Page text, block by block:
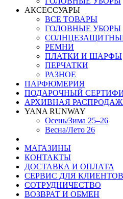
АКСЕССУАРЫ
ВСЕ ТОВАРЫ
ГОЛОВНЫЕ УБОРЫ
РЕМНИ
ПЛАТКИ И ШАРФЫ
ПЕРЧАТКИ
РАЗНОЕ
ПАРФЮМЕРИЯ
ПОДАРОЧНЫЙ
АРХИВНАЯ
YANA RUNWAY
Осень/Зима 25–26
Весна/Лето 26
МАГАЗИНЫ
КОНТАКТЫ
ДОСТАВКА И ОПЛАТА
СЕРВИС ДЛЯ КЛИЕНТОВ
СОТРУДНИЧЕСТВО
ВОЗВРАТ И ОБМЕН